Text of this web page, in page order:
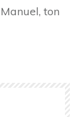
ton